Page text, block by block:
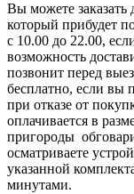
Вы можете заказать
который прибудет
с 10.00 до 22.00,
возможность
позвонит перед
бесплатно, если вы
при отказе от
оплачивается в
пригороды
осматриваете
указанной
минутами.